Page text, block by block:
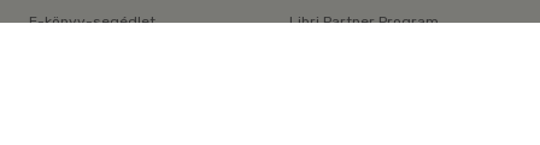
×
E-könyv-segédlet Libri Partner Program